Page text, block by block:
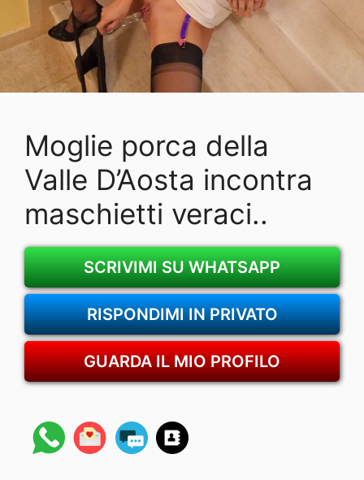
Moglie porca della
Valle D’Aosta incontra
maschietti veraci..
SCRIVIMI SU WHATSAPP
RISPONDIMI IN PRIVATO
GUARDA IL MIO PROFILO